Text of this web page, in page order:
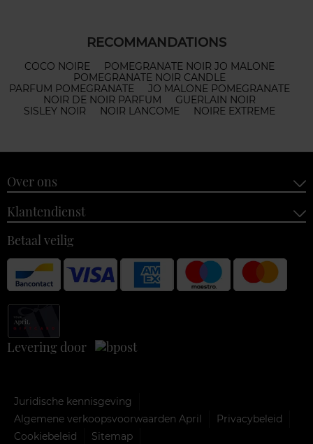
RECOMMANDATIONS
COCO NOIRE
POMEGRANATE NOIR JO MALONE
POMEGRANATE NOIR CANDLE
PARFUM POMEGRANATE
JO MALONE POMEGRANATE
NOIR DE NOIR PARFUM
GUERLAIN NOIR
SISLEY NOIR
NOIR LANCOME NOIRE EXTREME
Over ons
Klantendienst
Betaal veilig
Levering door
Juridische kennisgeving
Algemene verkoopsvoorwaarden April
Privacybeleid
Cookiebeleid
Sitemap